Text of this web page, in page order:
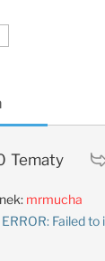
Tematy
mrmucha
ERROR: Failed